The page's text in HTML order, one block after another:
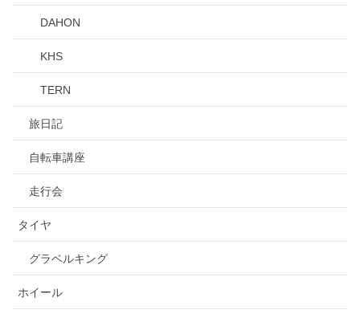
DAHON
KHS
TERN
旅日記
自転車講座
走行会
タイヤ
グラベルキング
ホイール